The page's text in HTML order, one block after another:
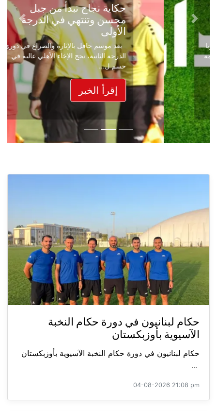
حكاية نجاح تبدأ من جبل
محسن وتنتهي في الدرجة
الأولى
بعد موسم حافل بالإثارة والصراع في دوري
الدرجة الثانية، نجح الإخاء الأهلي عاليه في
حسم ل...
إقرأ الخبر
Previous
Next
حكام لبنانيون في دورة حكام النخبة
الآسيوية بأوزبكستان
حكام لبنانيون في دورة حكام النخبة الآسيوية بأوزبكستان
...
04-08-2026 21:08 pm